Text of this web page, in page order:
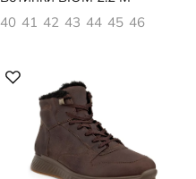
40 41 42 43 44 45 46